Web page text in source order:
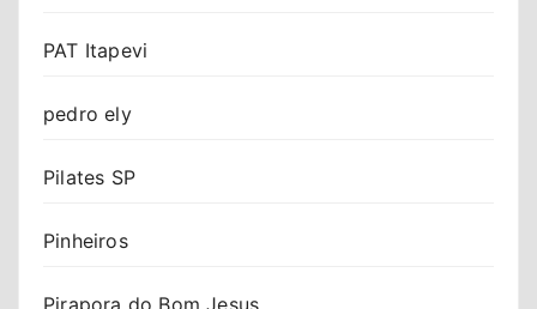
PAT Itapevi
pedro ely
Pilates SP
Pinheiros
Pirapora do Bom Jesus